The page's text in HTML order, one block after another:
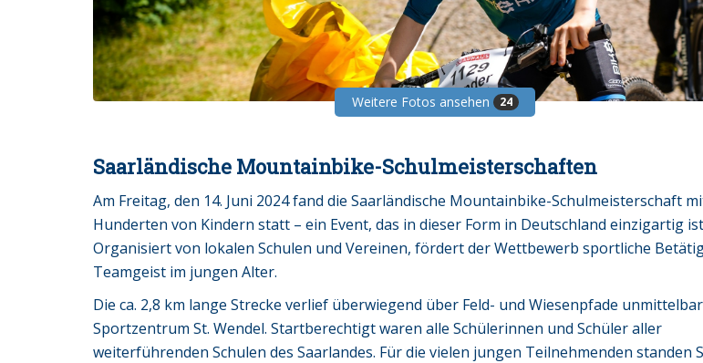
Weitere Fotos ansehen 24
Saarländische Mountainbike-Schulmeisterschaften
Am Freitag, den 14. Juni 2024 fand die Saarländische Mountainbike-Schulmeisterschaft
Hunderten von Kindern statt – ein Event, das in dieser Form in Deutschland einzigartig
Organisiert von lokalen Schulen und Vereinen, fördert der Wettbewerb sportliche
Teamgeist im jungen Alter.
Die ca. 2,8 km lange Strecke verlief überwiegend über Feld- und Wiesenpfade
Sportzentrum St. Wendel. Startberechtigt waren alle Schülerinnen und Schüler aller
weiterführenden Schulen des Saarlandes. Für die vielen jungen Teilnehmenden standen